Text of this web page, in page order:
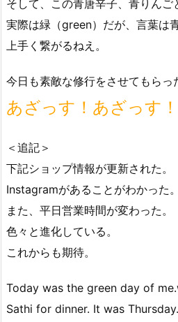
そして、この青唐辛子、青りんご
実際は緑（green）だが、言葉は
上手く繋がるねえ。
今日も素敵な修行をさせてもらっ
あざっす！あざっす
＜追記＞
下記ショップ情報が更新された。
Instagramがあることがわかった。
また、平日営業時間が変わった。
色々と進化している。
これからも期待。
Today was the green day of
Sathi for dinner. It was